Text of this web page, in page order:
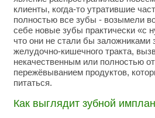
клиенты, когда-то утратившие
полностью все зубы - возымели
себе новые зубы практически «с
что они не стали бы заложниками
желудочно-кишечного тракта,
некачественным или полностью
пережёвыванием продуктов,
питаться.
Как выглядит зубной